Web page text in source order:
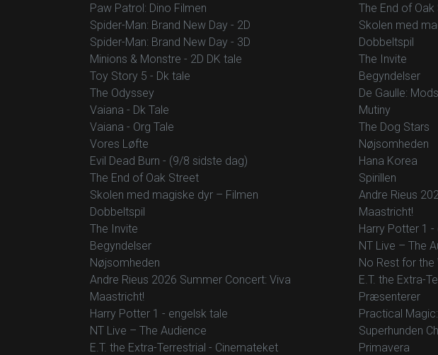
Paw Patrol: Dino Filmen
Spider-Man: Brand New Day - 2D
Spider-Man: Brand New Day - 3D
Minions & Monstre - 2D DK tale
Toy Story 5 - Dk tale
The Odyssey
Vaiana - Dk Tale
Vaiana - Org Tale
Vores Løfte
Evil Dead Burn - (9/8 sidste dag)
The End of Oak Street
Skolen med magiske dyr – Filmen
Dobbeltspil
The Invite
Begyndelser
Nøjsomheden
Andre Rieus 2026 Summer Concert: Viva
Maastricht!
Harry Potter 1 - engelsk tale
NT Live – The Audience
E.T. the Extra-Terrestrial - Cinemateket
The End of
Skolen med
Dobbeltspil
The Invite
Begyndelser
De Gaulle:
Mutiny
The Dog Stars
Nøjsomheden
Hana Korea
Spirillen
Andre Rieus
Maastricht!
Harry Potter 1 -
NT Live – The
No Rest for the
E.T. the Extra-
Præsenterer
Practical
Superhunden
Primavera